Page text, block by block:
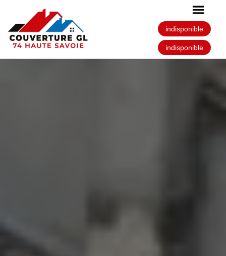
indisponible
indisponible